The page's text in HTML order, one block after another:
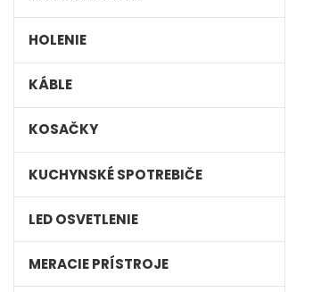
HOLENIE
KÁBLE
KOSAČKY
KUCHYNSKÉ SPOTREBIČE
LED OSVETLENIE
MERACIE PRÍSTROJE